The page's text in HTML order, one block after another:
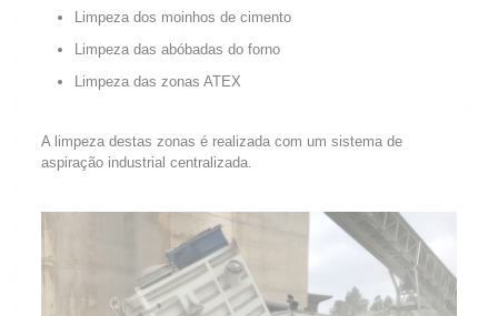
Limpeza dos moinhos de cimento
Limpeza das abóbadas do forno
Limpeza das zonas ATEX
A limpeza destas zonas é realizada com um sistema de
aspiração industrial centralizada.